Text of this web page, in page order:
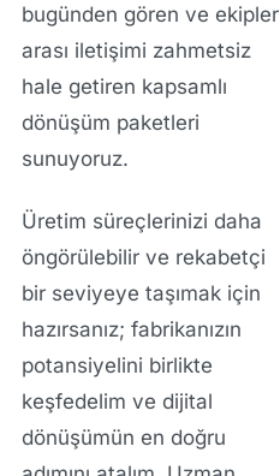
bugünden gören ve ekipler
arası iletişimi zahmetsiz
hale getiren kapsamlı
dönüşüm paketleri
sunuyoruz.
Üretim süreçlerinizi daha
öngörülebilir ve rekabetçi
bir seviyeye taşımak için
hazırsanız; fabrikanızın
potansiyelini birlikte
keşfedelim ve dijital
dönüşümün en doğru